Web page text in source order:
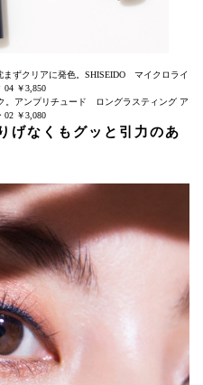
ずクリアに発色。SHISEIDO マイクロライ
04 ￥3,850
。アンプリチュード ロングラスティング ア
02 ￥3,080
げなくもグッと引力のあ